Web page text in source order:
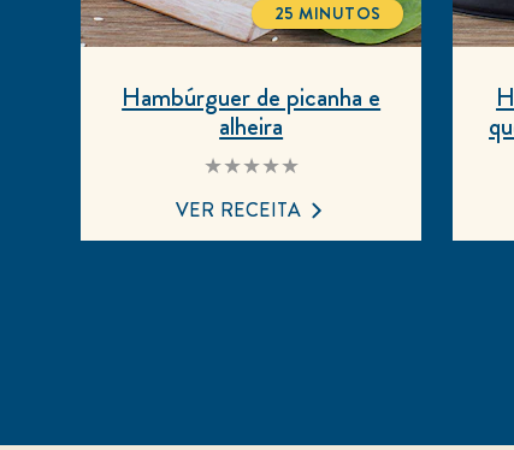
Nenhuma
enviada
para
este
Hambúrguer de picanha e
alheira
TOTALTIME
25 MINUTOS
VER RECEITA